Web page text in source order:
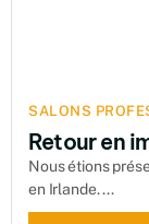
SALONS
Retour en
Nous étions
en Irlande. ...